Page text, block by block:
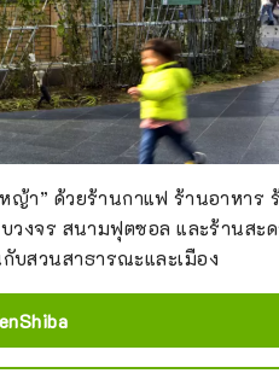
ญ้า” ด้วยร้านกาแฟ ร้านอาหาร
วงจร สนามฟุตซอล และร้านสะ
บสวนสาธารณะและเมือง